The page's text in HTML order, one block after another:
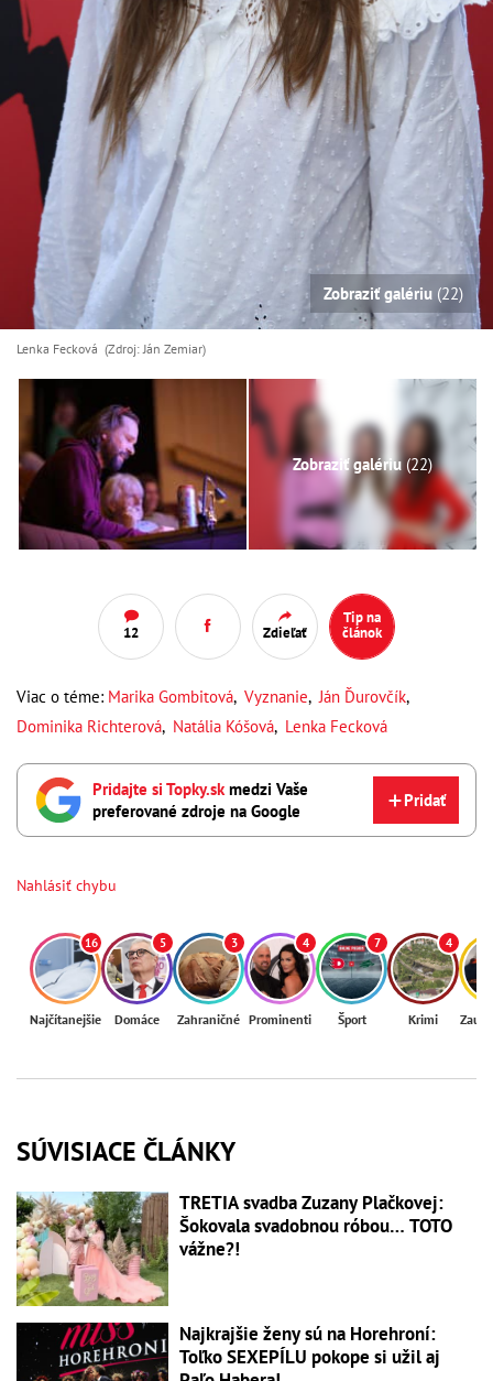
Zobraziť galériu (22)
Lenka Fecková (Zdroj: Ján Zemiar)
Zobraziť galériu (22)
12 Zdieľať
Tip na
článok
Viac o téme: Marika Gombitová, Vyznanie,Ján Ďurovčík,
Dominika Richterová, Natália Kóšová, Lenka Fecková
Pridajte si Topky.sk medzi Vaše
preferované zdroje na Google
Pridať
Nahlásiť chybu
16
Najčítanejšie
5
Domáce
3
Zahraničné
4
Prominenti
7
Šport
4
Krimi
SÚVISIACE ČLÁNKY
TRETIA svadba Zuzany Plačkovej:
Šokovala svadobnou róbou… TOTO
vážne?!
Najkrajšie ženy sú na Horehroní:
Toľko SEXEPÍLU pokope si užil aj